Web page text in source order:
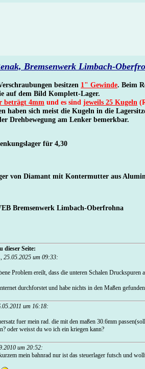
Bremsenwerk Limbach-
besitzen 1" Gewinde. Beim
auf dem Bild Komplett-Lager.
beträgt 4mm und es sind jeweils 25 Kugeln
haben sich meist die Kugeln in die
Drehbewegung am Lenker bemerkbar.
für 4,30
von Diamant mit Kontermutter aus
Bremsenwerk Limbach-Oberfrohna
dieser Seite:
, 25.05.2025 um 09:33:
Problem ereilt, dass die unteren Schalen
durchforstet und habe nichts in den Maßen
um 16:18:
fuer mein rad. die mit den maßen 30.6mm
oder weisst du wo ich ein kriegen kann?
um 20:52:
mein bahnrad nur ist das steuerlager futsch und